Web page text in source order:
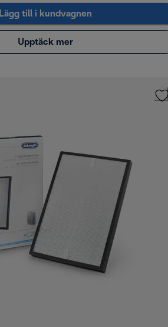
Lägg till i kundvagnen
Upptäck mer